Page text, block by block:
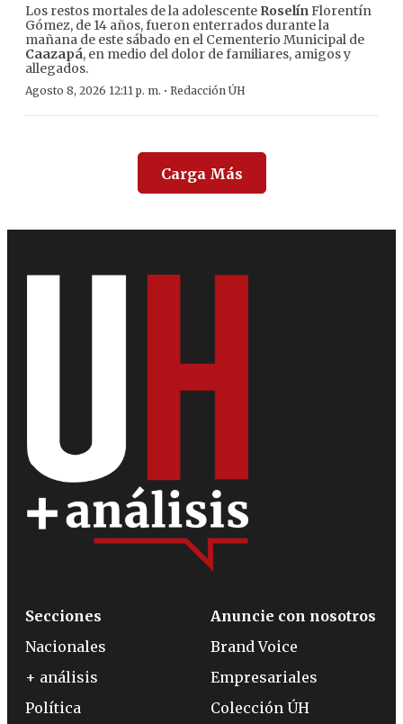
Los restos mortales de la adolescente RoselínFlorentín
Gómez, de 14 años, fueron enterrados durante la
mañana de este sábado en el Cementerio Municipal de
Caazapá, en medio del dolor de familiares, amigos y
allegados.
Agosto 8, 2026 12:11 p. m. · Redacción ÚH
Carga Más
Secciones
Nacionales
+ análisis
Política
Anuncie con nosotros
Brand Voice
Empresariales
Colección ÚH